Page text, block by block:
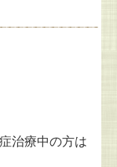
治療中の方は